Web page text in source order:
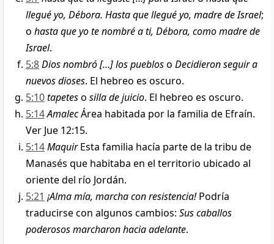
llegué yo, Débora. Hasta que llegué yo, madre de Israel;
o hasta que yo te nombré a ti, Débora, como madre de
Israel.
5:8Dios nombró […] los puebloso Decidieron seguir a
nuevos dioses. El hebreo es oscuro.
5:10tapeteso silla de juicio. El hebreo es oscuro.
5:14AmalecÁrea habitada por la familia de Efraín.
Ver Jue 12:15.
5:14MaquirEsta familia hacía parte de la tribu de
Manasés que habitaba en el territorio ubicado al
oriente del río Jordán.
5:21 ¡Alma mía, marcha con resistencia!Podría
traducirse con algunos cambios: Sus caballos
poderosos marcharon hacia adelante.